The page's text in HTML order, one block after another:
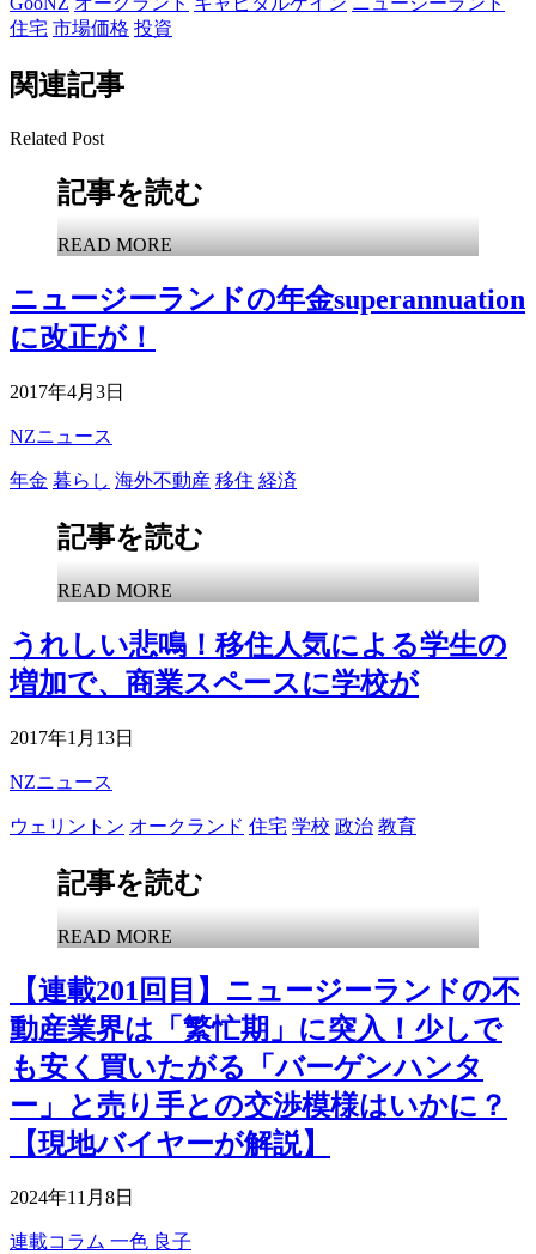
住宅 市場価格 投資
関連記事
Related Post
記事を読む
READ MORE
ニュージーランドの年金superannuation
に改正が！
2017年4月3日
NZニュース
年金 暮らし 海外不動産 移住 経済
記事を読む
READ MORE
うれしい悲鳴！移住人気による学生の
増加で、商業スペースに学校が
2017年1月13日
NZニュース
ウェリントン オークランド 住宅 学校 政治 教育
記事を読む
READ MORE
【連載201回目】ニュージーランドの不
動産業界は「繁忙期」に突入！少しで
も安く買いたがる「バーゲンハンタ
ー」と売り手との交渉模様はいかに？
【現地バイヤーが解説】
2024年11月8日
連載コラム 一色 良子